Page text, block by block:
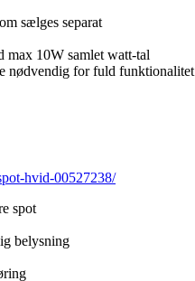
sælges separat
10W samlet watt-tal
nødvendig for fuld funktionalitet
hvid-00527238/
spot
belysning